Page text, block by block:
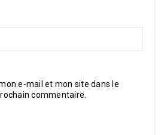
e-mail et mon site dans le
commentaire.